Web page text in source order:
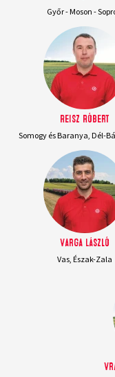
Győr - Moson -
Reisz Róbert
Somogy és Baranya, Dél-
Varga László
Vas, Észak-Zala